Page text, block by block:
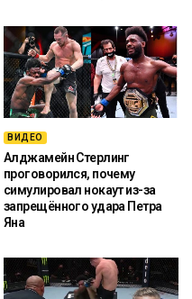
ВИДЕО
Алджамейн Стерлинг
проговорился, почему
симулировал нокаут из-за
запрещённого удара Петра
Яна